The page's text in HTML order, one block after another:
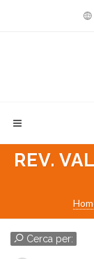
REV.
Cerca per: